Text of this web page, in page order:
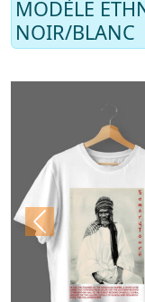
MODÈLE
NOIR/BLANC
Previous